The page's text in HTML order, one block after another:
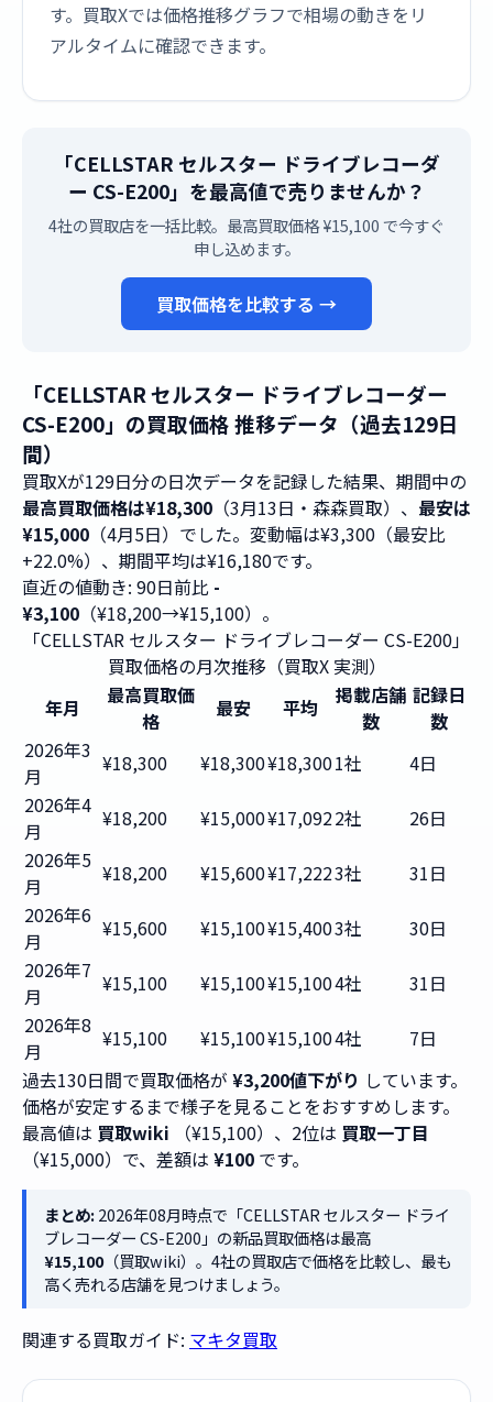
す。買取Xでは価格推移グラフで相場の動きをリ
アルタイムに確認できます。
「CELLSTAR セルスター ドライブレコーダ
ー CS-E200」を最高値で売りませんか？
4社の買取店を一括比較。最高買取価格 ¥15,100 で今すぐ
申し込めます。
買取価格を比較する →
「CELLSTAR セルスター ドライブレコーダー
CS-E200」の買取価格 推移データ（過去129日
間）
買取Xが129日分の日次データを記録した結果、期間中の
最高買取価格は¥18,300 （3月13日・森森買取）、 最安は
¥15,000 （4月5日）でした。変動幅は¥3,300（最安比
+22.0%）、期間平均は¥16,180です。
直近の値動き: 90日前比 -
¥3,100 （¥18,200→¥15,100）。
「CELLSTAR セルスター ドライブレコーダー CS-E200」
買取価格の月次推移（買取X 実測）
年月
最高買取価
格
最安 平均
掲載店舗
数
記録日
数
2026年3
月
¥18,300 ¥18,300¥18,3001社
4日
2026年4
月
¥18,200 ¥15,000¥17,0922社
26日
2026年5
月
¥18,200 ¥15,600¥17,2223社
31日
2026年6
月
¥15,600 ¥15,100¥15,4003社
30日
2026年7
月
¥15,100 ¥15,100¥15,1004社
31日
2026年8
月
¥15,100 ¥15,100¥15,1004社
7日
過去130日間で買取価格が ¥3,200値下がり しています。
価格が安定するまで様子を見ることをおすすめします。
最高値は 買取wiki （¥15,100）、2位は 買取一丁目
（¥15,000）で、差額は ¥100 です。
まとめ:2026年08月時点で「CELLSTAR セルスター ドライ
ブレコーダー CS-E200」の新品買取価格は最高
¥15,100（買取wiki）。4社の買取店で価格を比較し、最も
高く売れる店舗を見つけましょう。
関連する買取ガイド: マキタ買取